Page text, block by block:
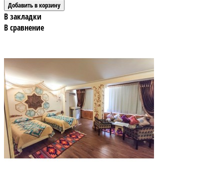
В закладки
В сравнение